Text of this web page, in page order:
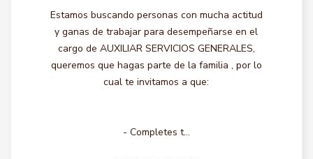
Estamos buscando personas con mucha actitud
y ganas de trabajar para desempeñarse en el
cargo de AUXILIAR SERVICIOS GENERALES,
queremos que hagas parte de la familia , por lo
cual te invitamos a que:
- Completes t...